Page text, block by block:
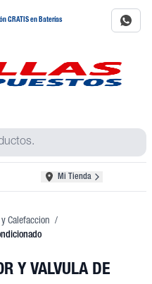
GRATIS en Baterías
Mi Tienda
Calefaccion /
Y VALVULA DE